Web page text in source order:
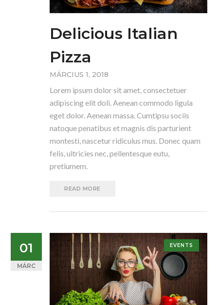
Delicious Italian
Pizza
MÁRCIUS 1, 2018
Lorem ipsum dolor sit amet, consectetuer
adipiscing elit doli. Aenean commodo ligula
eget dolor. Aenean massa. Cumtipsu sociis
natoque penatibus et magnis dis parturient
montesti, nascetur ridiculus mus. Donec quam
felis, ultricies nec, pellentesque eutu,
pretiumem.
READ MORE
01
MÁRC
EVENTS